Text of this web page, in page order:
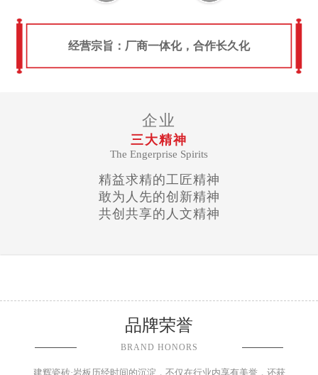
经营宗旨：厂商一体化，合作长久化
企业
三大精神
The Engerprise Spirits
精益求精的工匠精神
敢为人先的创新精神
共创共享的人文精神
品牌荣誉
BRAND HONORS
建辉瓷砖·岩板历经时间的沉淀，不仅在行业内享有美誉，还获